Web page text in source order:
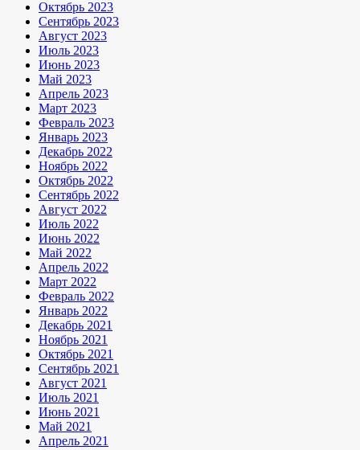
Октябрь 2023
Сентябрь 2023
Август 2023
Июль 2023
Июнь 2023
Май 2023
Апрель 2023
Март 2023
Февраль 2023
Январь 2023
Декабрь 2022
Ноябрь 2022
Октябрь 2022
Сентябрь 2022
Август 2022
Июль 2022
Июнь 2022
Май 2022
Апрель 2022
Март 2022
Февраль 2022
Январь 2022
Декабрь 2021
Ноябрь 2021
Октябрь 2021
Сентябрь 2021
Август 2021
Июль 2021
Июнь 2021
Май 2021
Апрель 2021